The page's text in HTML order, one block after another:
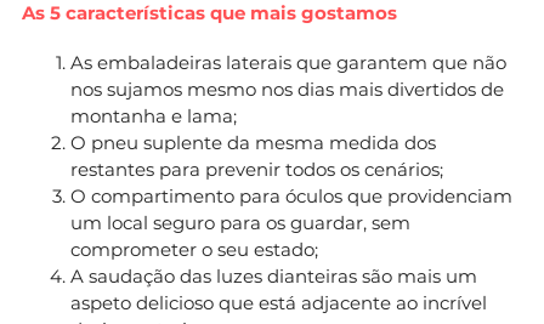
As 5 características que mais gostamos
As embaladeiras laterais que garantem que não
nos sujamos mesmo nos dias mais divertidos de
montanha e lama;
O pneu suplente da mesma medida dos
restantes para prevenir todos os cenários;
O compartimento para óculos que providenciam
um local seguro para os guardar, sem
comprometer o seu estado;
A saudação das luzes dianteiras são mais um
aspeto delicioso que está adjacente ao incrível